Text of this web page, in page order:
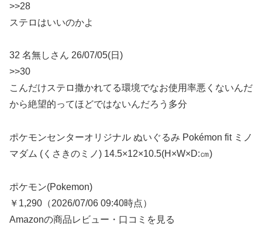
>>28
ステロはいいのかよ
32 名無しさん 26/07/05(日)
>>30
こんだけステロ撒かれてる環境でなお使用率悪くないんだ
から絶望的ってほどではないんだろう多分
ポケモンセンターオリジナル ぬいぐるみ Pokémon fit ミノ
マダム (くさきのミノ) 14.5×12×10.5(H×W×D:㎝)
ポケモン(Pokemon)
￥1,290（2026/07/06 09:40時点）
Amazonの商品レビュー・口コミを見る